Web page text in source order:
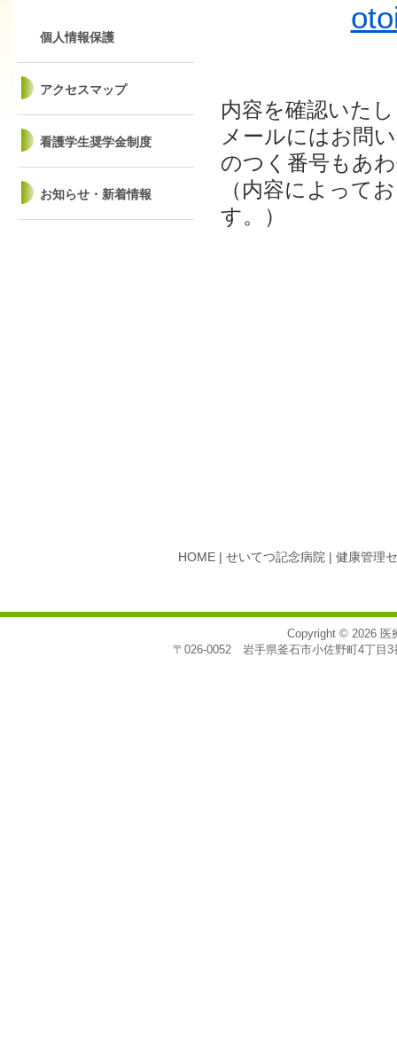
内容を確認いた
メールにはお問
のつく番号もあ
（内容によって
す。）
個人情報保護
アクセスマップ
看護学生奨学金制度
お知らせ・新着情報
HOME | せいてつ記念病院 | 健康管理
Copyright © 2026 医
〒026-0052 岩手県釜石市小佐野町4丁目